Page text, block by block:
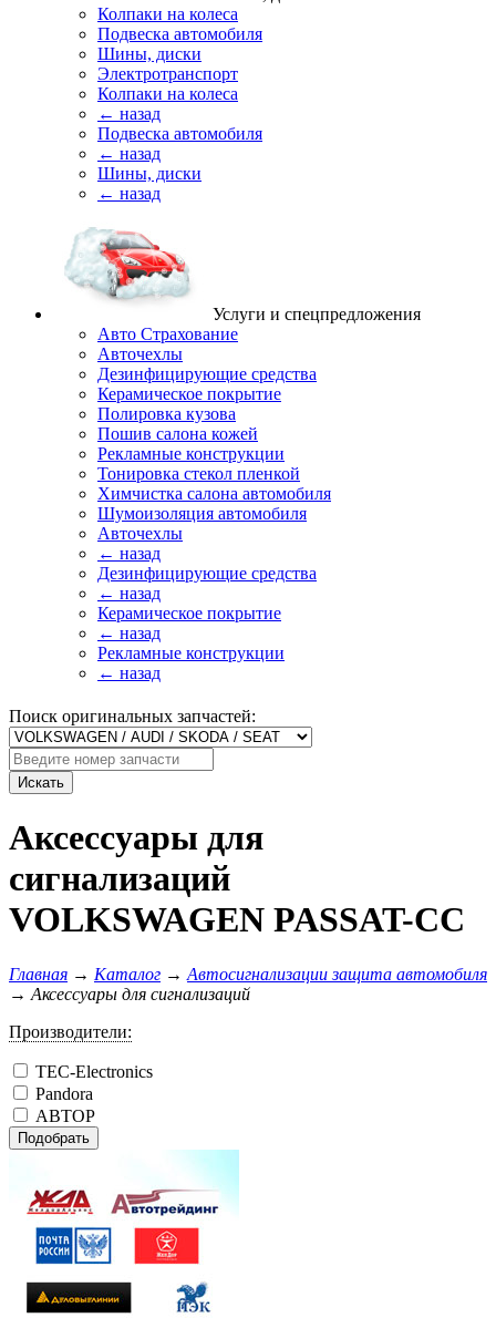
Колпаки на колеса
Подвеска автомобиля
Шины, диски
Электротранспорт
Колпаки на колеса
← назад
Подвеска автомобиля
← назад
Шины, диски
← назад
Услуги и спецпредложения
Авто Страхование
Авточехлы
Дезинфицирующие средства
Керамическое покрытие
Полировка кузова
Пошив салона кожей
Рекламные конструкции
Тонировка стекол пленкой
Химчистка салона автомобиля
Шумоизоляция автомобиля
Авточехлы
← назад
Дезинфицирующие средства
← назад
Керамическое покрытие
← назад
Рекламные конструкции
← назад
Поиск оригинальных запчастей:
Искать
Аксессуары для
сигнализаций
VOLKSWAGEN PASSAT-CC
Главная → Каталог → Автосигнализации защита автомобиля
→ Аксессуары для сигнализаций
Производители:
TEC-Electronics
Pandora
АВТОР
Подобрать